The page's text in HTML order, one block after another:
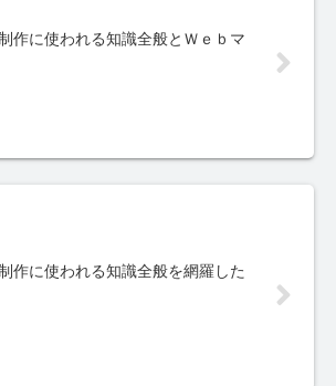
作に使われる知識全般とＷｅｂマ
作に使われる知識全般を網羅した